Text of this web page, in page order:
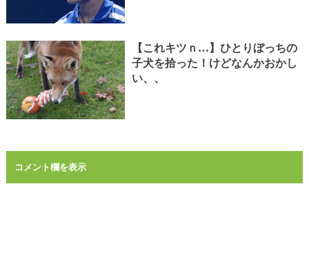
【これキツｎ…】ひとりぼっちの
子犬を拾った！けどなんかおかし
い、、
コメント欄を表示